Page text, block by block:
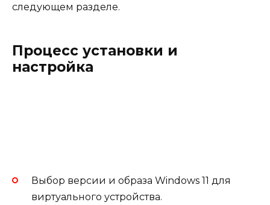
следующем разделе.
Процесс установки и
настройка
Выбор версии и образа Windows 11 для
виртуального устройства.